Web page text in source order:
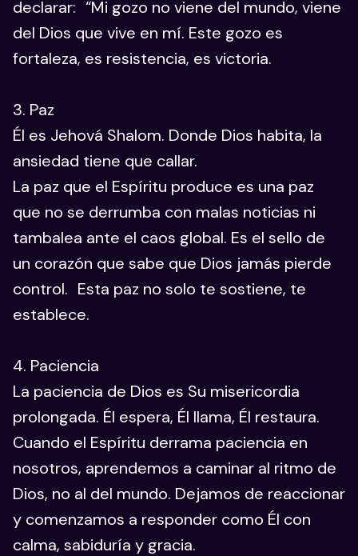
declarar: “Mi gozo no viene del mundo, viene
del Dios que vive en mí. Este gozo es
fortaleza, es resistencia, es victoria.
3. Paz
Él es Jehová Shalom. Donde Dios habita, la
ansiedad tiene que callar.
La paz que el Espíritu produce es una paz
que no se derrumba con malas noticias ni
tambalea ante el caos global. Es el sello de
un corazón que sabe que Dios jamás pierde
control. Esta paz no solo te sostiene, te
establece.
4. Paciencia
La paciencia de Dios es Su misericordia
prolongada. Él espera, Él llama, Él restaura.
Cuando el Espíritu derrama paciencia en
nosotros, aprendemos a caminar al ritmo de
Dios, no al del mundo. Dejamos de reaccionar
y comenzamos a responder como Él con
calma, sabiduría y gracia.